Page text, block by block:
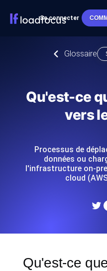
Se connecter
Glossaire
Qu'est-ce
vers
Processus de
données ou
l'infrastructure on-
cloud
Qu'est-ce